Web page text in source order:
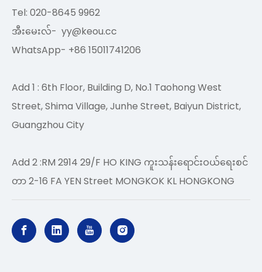
Tel: 020-8645 9962
အီးမေးလ်- yy@keou.cc
WhatsApp- +86 15011741206
Add 1 : 6th Floor, Building D, No.1 Taohong West
Street, Shima Village, Junhe Street, Baiyun District,
Guangzhou City
Add 2 :RM 2914 29/F HO KING ကူးသန်းရောင်းဝယ်ရေးစင်
တာ 2-16 FA YEN Street MONGKOK KL HONGKONG